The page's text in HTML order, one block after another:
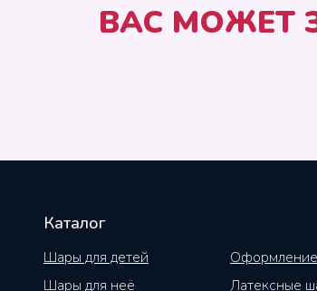
ВАС МОЖЕТ
Каталог
Шары для детей
Шары для неё
Латексные